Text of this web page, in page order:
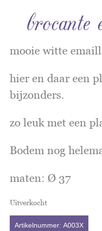
mooie witte
hier en daar een
bijzonders.
zo leuk met een
Bodem nog
maten: Ø 37
Uitverkocht
Artikelnummer: A003X